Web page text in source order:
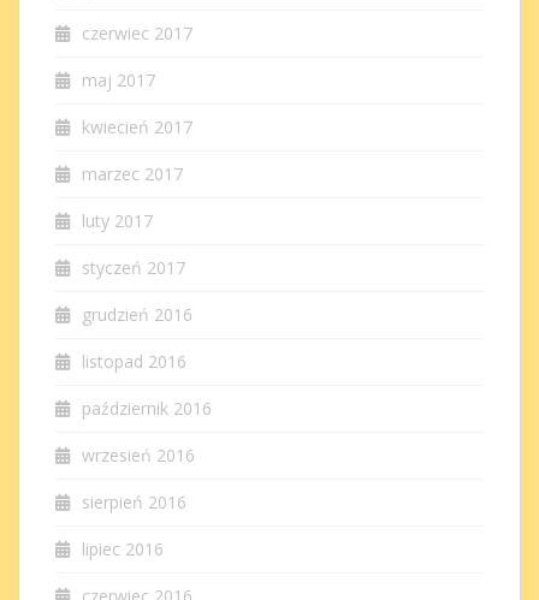
czerwiec 2017
maj 2017
kwiecień 2017
marzec 2017
luty 2017
styczeń 2017
grudzień 2016
listopad 2016
październik 2016
wrzesień 2016
sierpień 2016
lipiec 2016